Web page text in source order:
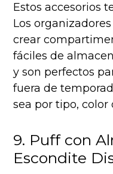
Estos accesorios
Los
crear
fáciles de
y son perfectos
fuera de
sea por tipo, color
9. Puff con
Escondite